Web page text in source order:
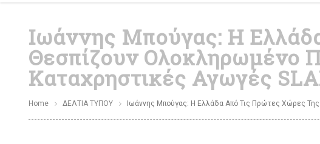
Ιωάννης Μπούγας: Η
Θεσπίζουν Ολοκληρωμένο
Καταχρηστικές Αγωγές
Home ΔΕΛΤΙΑ ΤΥΠΟΥ Ιωάννης Μπούγας: Η Ελλάδα Από Τις Πρώτες Χώρες